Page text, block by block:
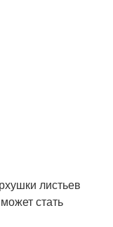
листьев
стать